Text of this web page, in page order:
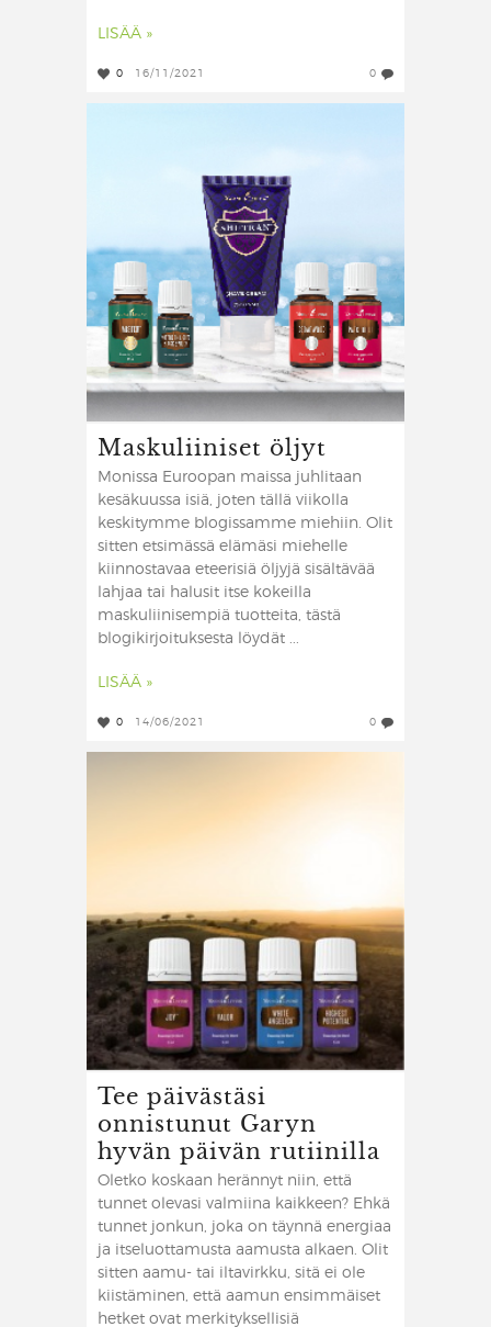
LISÄÄ »
0 16/11/2021 0
Maskuliiniset öljyt
Monissa Euroopan maissa juhlitaan
kesäkuussa isiä, joten tällä viikolla
keskitymme blogissamme miehiin. Olit
sitten etsimässä elämäsi miehelle
kiinnostavaa eteerisiä öljyjä sisältävää
lahjaa tai halusit itse kokeilla
maskuliinisempiä tuotteita, tästä
blogikirjoituksesta löydät ...
LISÄÄ »
0 14/06/2021 0
Tee päivästäsi
onnistunut Garyn
hyvän päivän rutiinilla
Oletko koskaan herännyt niin, että
tunnet olevasi valmiina kaikkeen? Ehkä
tunnet jonkun, joka on täynnä energiaa
ja itseluottamusta aamusta alkaen. Olit
sitten aamu- tai iltavirkku, sitä ei ole
kiistäminen, että aamun ensimmäiset
hetket ovat merkityksellisiä